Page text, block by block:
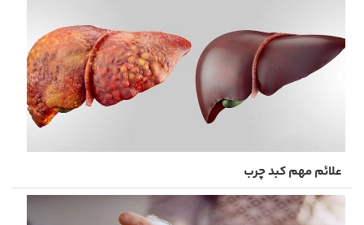
علائم مهم کبد چرب